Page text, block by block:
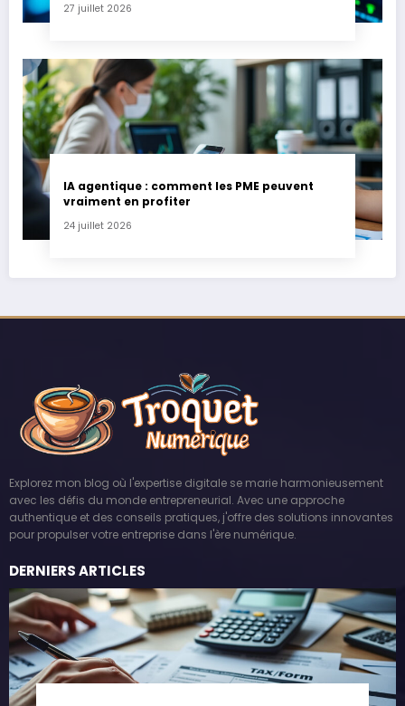
27 juillet 2026
IA agentique : comment les PME peuvent
vraiment en profiter
24 juillet 2026
Explorez mon blog où l'expertise digitale se marie harmonieusement
avec les défis du monde entrepreneurial. Avec une approche
authentique et des conseils pratiques, j'offre des solutions innovantes
pour propulser votre entreprise dans l'ère numérique.
DERNIERS ARTICLES